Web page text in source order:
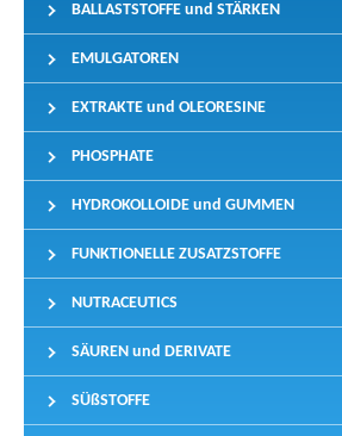
BALLASTSTOFFE und STÄRKEN
EMULGATOREN
EXTRAKTE und OLEORESINE
PHOSPHATE
HYDROKOLLOIDE und GUMMEN
FUNKTIONELLE ZUSATZSTOFFE
NUTRACEUTICS
SÄUREN und DERIVATE
SÜßSTOFFE